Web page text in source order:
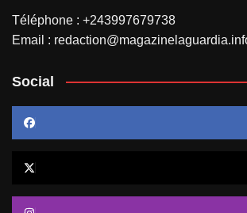
Téléphone : +243997679738
Email :
Social